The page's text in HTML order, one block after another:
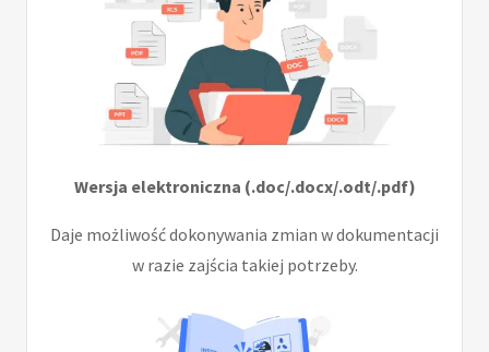
Wersja elektroniczna (.doc/.docx/.odt/.pdf)
Daje możliwość dokonywania zmian w dokumentacji
w razie zajścia takiej potrzeby.